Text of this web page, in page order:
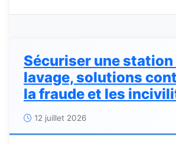
Sécuriser une station
lavage, solutions
la fraude et les
12 juillet 2026